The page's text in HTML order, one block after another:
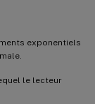
exponentiels
le lecteur